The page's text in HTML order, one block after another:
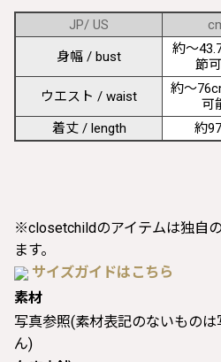
JP/ US
身幅 / bust
約〜
節
ウエスト / waist
約〜
可
着丈 / length
約
※closetchildのアイテムは独自
ます。
サイズガイドはこちら
素材
写真参照(素材表記のないもの
ん)